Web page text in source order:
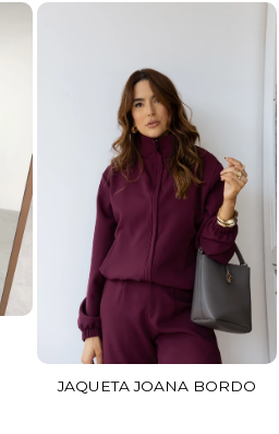
JAQUETA JOANA BORDO